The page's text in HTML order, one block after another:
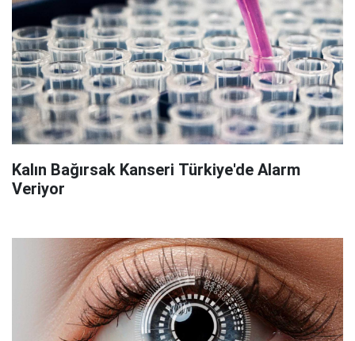
Kalın Bağırsak Kanseri Türkiye'de Alarm
Veriyor